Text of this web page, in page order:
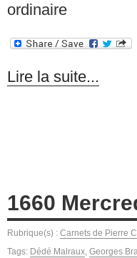
ordinaire
Lire la suite...
1660
Rubrique(s) : Carnets de Pierre
Tags: Dédé Malraux Georges